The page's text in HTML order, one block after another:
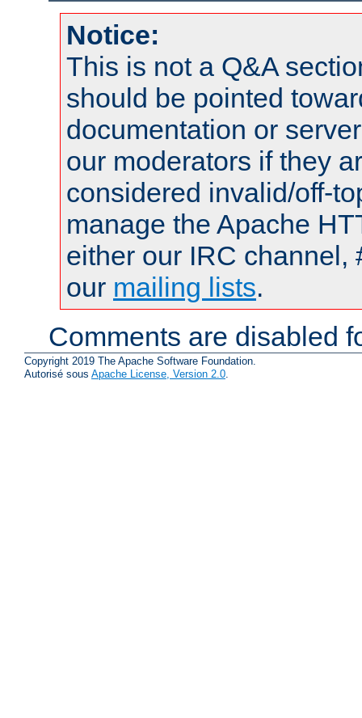
Notice:
This is not a Q&A
should be pointed
documentation or
our moderators if they
considered invalid/off-
manage the Apache
either our IRC channel,
our mailing lists.
Comments are disabled
Copyright 2019 The Apache Software Foundation.
Autorisé sous Apache License, Version 2.0.